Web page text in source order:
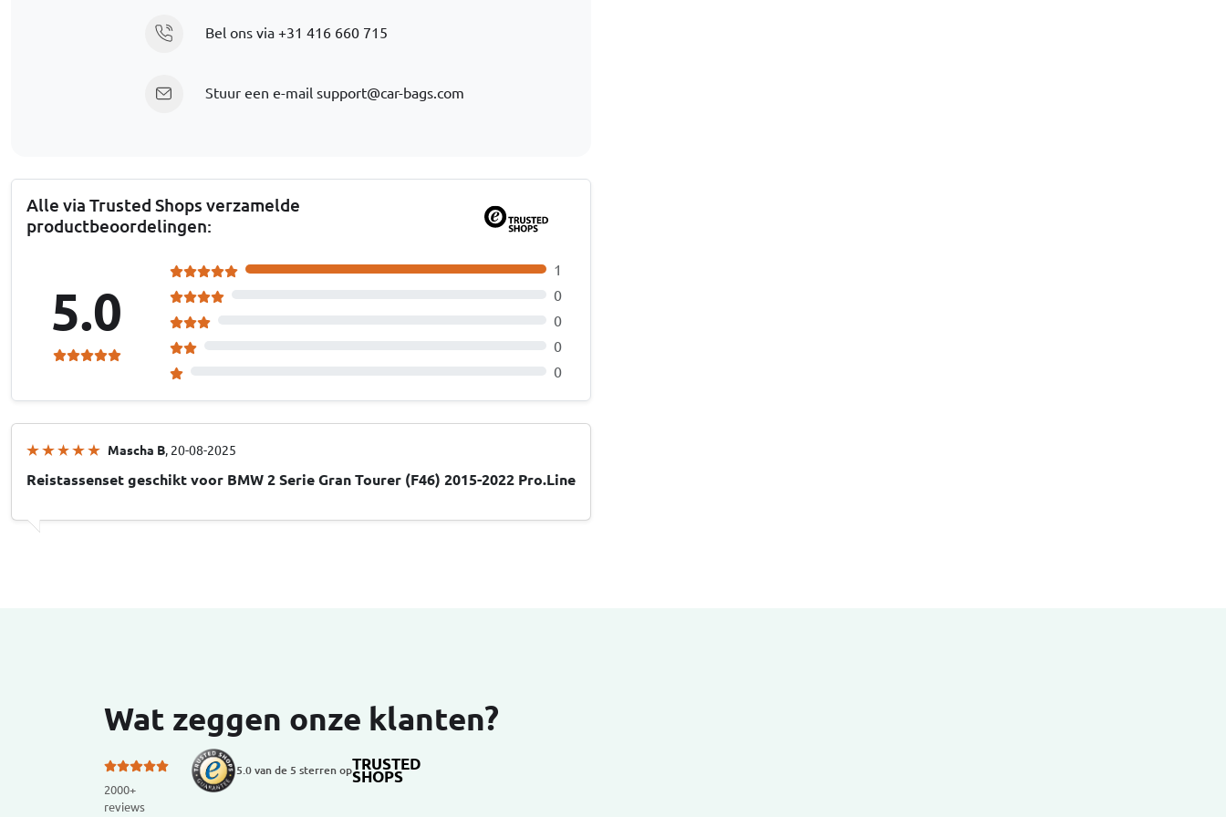
Bel ons via +31 416 660 715
Stuur een e-mail support@car-bags.com
Alle via Trusted Shops verzamelde
productbeoordelingen:
5.0
1
0
0
0
0
Mascha B, 20-08-2025
Reistassenset geschikt voor BMW 2 Serie Gran Tourer (F46) 2015-2022 Pro.Line
Wat zeggen onze klanten?
2000+
reviews
5.0 van de 5 sterren opTRUSTED
SHOPS